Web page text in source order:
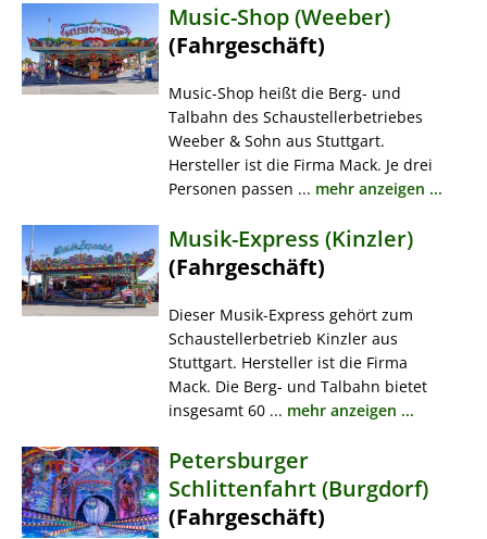
Music-Shop (Weeber)
(Fahrgeschäft)
Music-Shop heißt die Berg- und
Talbahn des Schaustellerbetriebes
Weeber & Sohn aus Stuttgart.
Hersteller ist die Firma Mack. Je drei
Personen passen ... mehr anzeigen ...
Musik-Express (Kinzler)
(Fahrgeschäft)
Dieser Musik-Express gehört zum
Schaustellerbetrieb Kinzler aus
Stuttgart. Hersteller ist die Firma
Mack. Die Berg- und Talbahn bietet
insgesamt 60 ... mehr anzeigen ...
Petersburger
Schlittenfahrt (Burgdorf)
(Fahrgeschäft)